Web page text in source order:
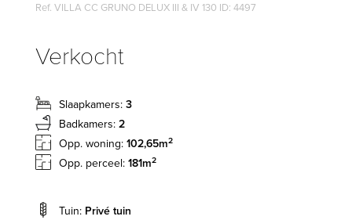
Ref. VILLA CC GRUNO DELUX III & IV 130 ID: 4497
Verkocht
Slaapkamers: 3
Badkamers: 2
Opp. woning: 102,65m2
Opp. perceel: 181m2
Tuin: Privé tuin